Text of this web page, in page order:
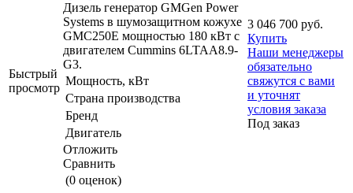
Быстрый
просмотр
Дизель генератор GMGen Power
Systems в шумозащитном кожухе
GMC250E мощностью 180 кВт с
двигателем Cummins 6LTAA8.9-
G3.
Мощность, кВт
Страна производства
Бренд
Двигатель
Отложить
Сравнить
(0 оценок)
3 046 700 руб.
Купить
Наши менеджеры
обязательно
свяжутся с вами
и уточнят
условия заказа
Под заказ